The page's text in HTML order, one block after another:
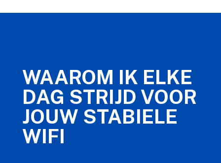
WAAROM IK ELKE
DAG STRIJD VOOR
JOUW STABIELE
WIFI